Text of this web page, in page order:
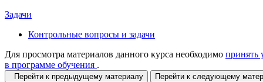
Задачи
Контрольные вопросы и задачи
Для просмотра материалов данного курса необходимо принять
в программе обучения .
Перейти к предыдущему материалу Перейти к следующему